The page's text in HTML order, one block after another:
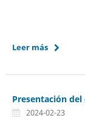
Leer más
Presentación
2024-02-23